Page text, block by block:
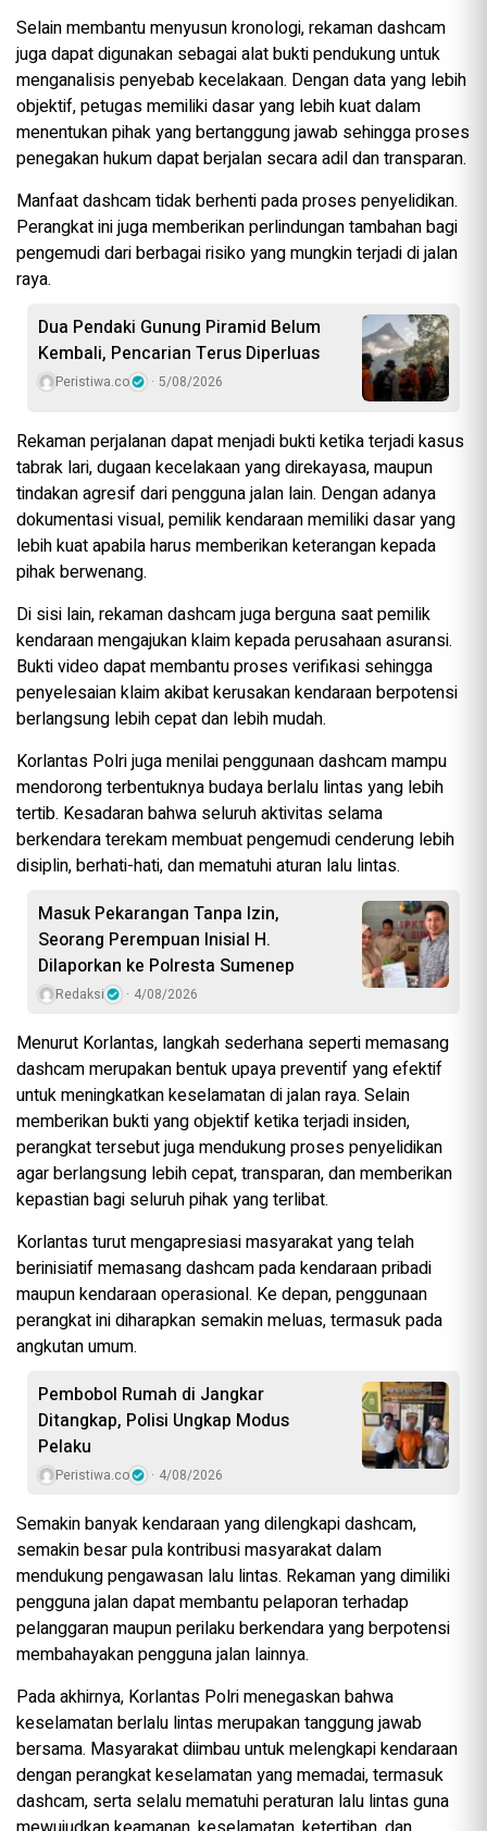
Selain membantu menyusun kronologi, rekaman dashcam
juga dapat digunakan sebagai alat bukti pendukung untuk
menganalisis penyebab kecelakaan. Dengan data yang lebih
objektif, petugas memiliki dasar yang lebih kuat dalam
menentukan pihak yang bertanggung jawab sehingga proses
penegakan hukum dapat berjalan secara adil dan transparan.
Manfaat dashcam tidak berhenti pada proses penyelidikan.
Perangkat ini juga memberikan perlindungan tambahan bagi
pengemudi dari berbagai risiko yang mungkin terjadi di jalan
raya.
Dua Pendaki Gunung Piramid Belum
Kembali, Pencarian Terus Diperluas
Peristiwa.co 5/08/2026
Rekaman perjalanan dapat menjadi bukti ketika terjadi kasus
tabrak lari, dugaan kecelakaan yang direkayasa, maupun
tindakan agresif dari pengguna jalan lain. Dengan adanya
dokumentasi visual, pemilik kendaraan memiliki dasar yang
lebih kuat apabila harus memberikan keterangan kepada
pihak berwenang.
Di sisi lain, rekaman dashcam juga berguna saat pemilik
kendaraan mengajukan klaim kepada perusahaan asuransi.
Bukti video dapat membantu proses verifikasi sehingga
penyelesaian klaim akibat kerusakan kendaraan berpotensi
berlangsung lebih cepat dan lebih mudah.
Korlantas Polri juga menilai penggunaan dashcam mampu
mendorong terbentuknya budaya berlalu lintas yang lebih
tertib. Kesadaran bahwa seluruh aktivitas selama
berkendara terekam membuat pengemudi cenderung lebih
disiplin, berhati-hati, dan mematuhi aturan lalu lintas.
Masuk Pekarangan Tanpa Izin,
Seorang Perempuan Inisial H.
Dilaporkan ke Polresta Sumenep
Redaksi 4/08/2026
Menurut Korlantas, langkah sederhana seperti memasang
dashcam merupakan bentuk upaya preventif yang efektif
untuk meningkatkan keselamatan di jalan raya. Selain
memberikan bukti yang objektif ketika terjadi insiden,
perangkat tersebut juga mendukung proses penyelidikan
agar berlangsung lebih cepat, transparan, dan memberikan
kepastian bagi seluruh pihak yang terlibat.
Korlantas turut mengapresiasi masyarakat yang telah
berinisiatif memasang dashcam pada kendaraan pribadi
maupun kendaraan operasional. Ke depan, penggunaan
perangkat ini diharapkan semakin meluas, termasuk pada
angkutan umum.
Pembobol Rumah di Jangkar
Ditangkap, Polisi Ungkap Modus
Pelaku
Peristiwa.co 4/08/2026
Semakin banyak kendaraan yang dilengkapi dashcam,
semakin besar pula kontribusi masyarakat dalam
mendukung pengawasan lalu lintas. Rekaman yang dimiliki
pengguna jalan dapat membantu pelaporan terhadap
pelanggaran maupun perilaku berkendara yang berpotensi
membahayakan pengguna jalan lainnya.
Pada akhirnya, Korlantas Polri menegaskan bahwa
keselamatan berlalu lintas merupakan tanggung jawab
bersama. Masyarakat diimbau untuk melengkapi kendaraan
dengan perangkat keselamatan yang memadai, termasuk
dashcam, serta selalu mematuhi peraturan lalu lintas guna